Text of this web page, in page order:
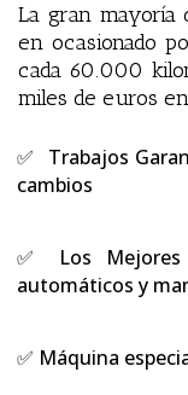
La gran mayoría
en ocasionado
cada 60.000
miles de euros
✅ Trabajos
cambios
✅ Los
automáticos y
✅ Máquina